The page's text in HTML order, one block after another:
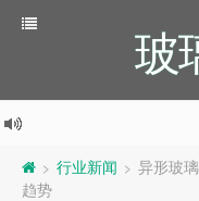
玻
> 行业新闻 > 异形玻
趋势